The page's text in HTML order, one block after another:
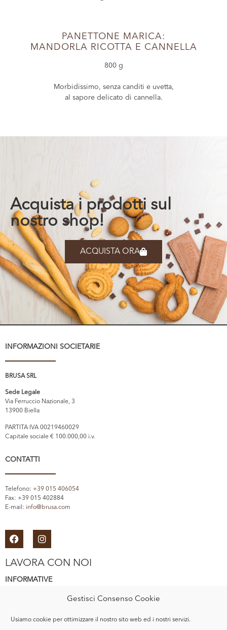
Gestisci Consenso Cookie
Usiamo cookie per ottimizzare il nostro sito web ed i nostri servizi.
PANETTONE MARICA:
MANDORLA RICOTTA E CANNELLA
800 g
Morbidissimo, senza canditi e uvetta,
al sapore delicato di cannella.
Acquista i prodotti sul
nostro shop!
ACQUISTA ORA
INFORMAZIONI SOCIETARIE
BRUSA SRL
Sede Legale
Via Ferruccio Nazionale, 3
13900 Biella
PARTITA IVA 00219460029
Capitale sociale € 100.000,00 i.v.
CONTATTI
Telefono: +39 015 406054
Fax: +39 015 402884
E-mail: info@brusa.com
LAVORA CON NOI
INFORMATIVE
Cookie Policy